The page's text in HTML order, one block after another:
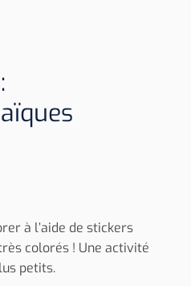
à l’aide de stickers
colorés ! Une activité
petits.